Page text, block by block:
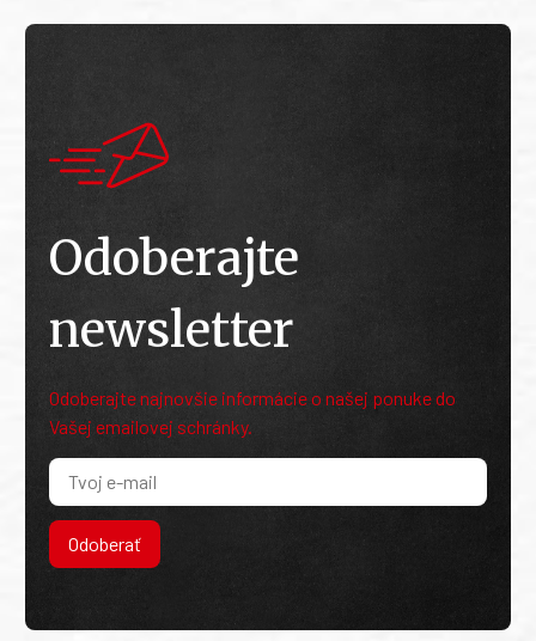
Odoberajte
newsletter
Odoberajte najnovšie informácie o našej ponuke do
Vašej emailovej schránky.
Odoberať